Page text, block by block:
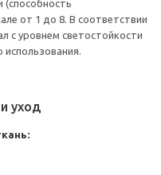
(способность
от 1 до 8. В соответствии
с уровнем светостойкости
уход